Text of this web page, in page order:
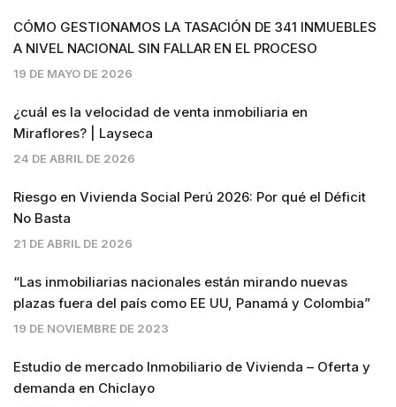
CÓMO GESTIONAMOS LA TASACIÓN DE 341 INMUEBLES
A NIVEL NACIONAL SIN FALLAR EN EL PROCESO
19 DE MAYO DE 2026
¿cuál es la velocidad de venta inmobiliaria en
Miraflores? | Layseca
24 DE ABRIL DE 2026
Riesgo en Vivienda Social Perú 2026: Por qué el Déficit
No Basta
21 DE ABRIL DE 2026
“Las inmobiliarias nacionales están mirando nuevas
plazas fuera del país como EE UU, Panamá y Colombia”
19 DE NOVIEMBRE DE 2023
Estudio de mercado Inmobiliario de Vivienda – Oferta y
demanda en Chiclayo